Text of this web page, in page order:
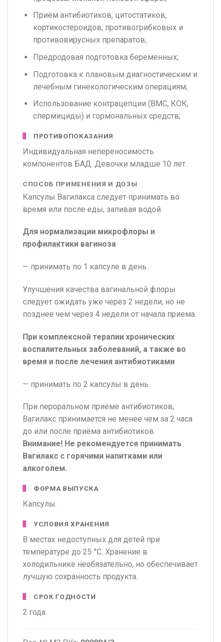
Приём антибиотиков, цитостатиков,
кортикостероидов, противогрибковых и
противовирусных препаратов;
Предродовая подготовка беременных;
Подготовка к плановым диагностическим и
лечебным гинекологическим операциям;
Использование контрацепции (ВМС, КОК,
спермициды) и гормональных средств;
ПРОТИВОПОКАЗАНИЯ
Индивидуальная непереносимость
компонентов БАД. Девочки младше 10 лет.
СПОСОБ ПРИМЕНЕНИЯ И ДОЗЫ
Капсулы Вагилакса следует принимать во
время или после еды, запивая водой.
Для нормализации микрофлоры и
профилактики вагиноза
— принимать по 1 капсуле в день.
Улучшения качества вагинальной флоры
следует ожидать уже через 2 недели, но не
позднее чем через 4 недели от начала приема.
При комплексной терапии хронических
воспалительных заболеваний, а также во
время и после лечения антибиотиками
— принимать по 2 капсулы в день.
При пероральном приёме антибиотиков,
Вагилакс принимается не менее чем за 2 часа
до или после приёма антибиотиков.
Внимание! Не рекомендуется принимать
Вагилакс с горячими напитками или
алкоголем.
ФОРМА ВЫПУСКА
Капсулы.
УСЛОВИЯ ХРАНЕНИЯ
В местах недоступных для детей при
температуре до 25 °С. Хранение в
холодильнике необязательно, но обеспечивает
лучшую сохранность продукта.
СРОК ГОДНОСТИ
2 года.